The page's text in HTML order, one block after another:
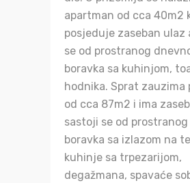
apartman od cca 40m2
posjeduje zaseban ulaz
se od prostranog
boravka sa kuhinjom,
hodnika. Sprat zauzima
od cca 87m2 i ima
sastoji se od
boravka sa izlazom na
kuhinje sa trpezarijom,
degažmana, spavaće